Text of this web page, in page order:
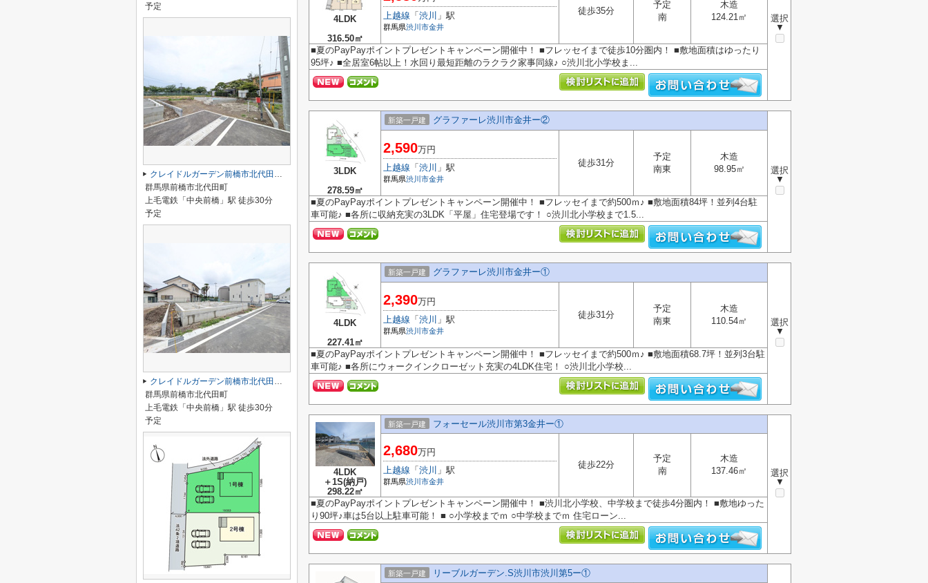
4LDK
316.50㎡
選択
▼
上越線 「 渋川 」駅
群馬県渋川市金井
徒歩35分
予定
南
木造
124.21㎡
■夏のPayPayポイントプレゼントキャンペーン開催中！ ■フレッセイまで徒歩10分圏内！ ■敷地面積はゆったり
95坪♪ ■全居室6帖以上！水回り最短距離のラクラク家事同線♪ ○渋川北小学校ま...
3LDK
278.59㎡
新築一戸建 グラファーレ渋川市金井ー②
選択
▼
2,590万円
上越線 「 渋川 」駅
群馬県渋川市金井
徒歩31分
予定
南東
木造
98.95㎡
■夏のPayPayポイントプレゼントキャンペーン開催中！ ■フレッセイまで約500ｍ♪ ■敷地面積84坪！並列4台駐
車可能♪ ■各所に収納充実の3LDK「平屋」住宅登場です！ ○渋川北小学校まで1.5...
4LDK
227.41㎡
新築一戸建 グラファーレ渋川市金井ー①
選択
▼
2,390万円
上越線 「 渋川 」駅
群馬県渋川市金井
徒歩31分
予定
南東
木造
110.54㎡
■夏のPayPayポイントプレゼントキャンペーン開催中！ ■フレッセイまで約500ｍ♪ ■敷地面積68.7坪！並列3台駐
車可能♪ ■各所にウォークインクローゼット充実の4LDK住宅！ ○渋川北小学校...
4LDK
＋1S(納戸)
298.22㎡
新築一戸建 フォーセール渋川市第3金井ー①
選択
▼
2,680万円
上越線 「 渋川 」駅
群馬県渋川市金井
徒歩22分
予定
南
木造
137.46㎡
■夏のPayPayポイントプレゼントキャンペーン開催中！ ■渋川北小学校、中学校まで徒歩4分圏内！ ■敷地ゆった
り90坪♪車は5台以上駐車可能！ ■ ○小学校までｍ ○中学校までｍ 住宅ローン...
新築一戸建 リーブルガーデン.S渋川市渋川第5ー①
予定
クレイドルガーデン前橋市北代田町第10-2期ー⑤
群馬県前橋市北代田町
上毛電鉄「中央前橋」駅 徒歩30分
予定
クレイドルガーデン前橋市北代田町第10-2期ー⑦
群馬県前橋市北代田町
上毛電鉄「中央前橋」駅 徒歩30分
予定